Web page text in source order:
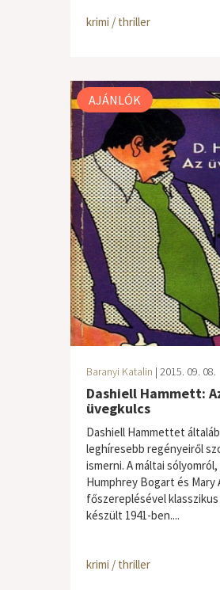
krimi / thriller
AJÁNLÓK
Baranyi Katalin | 2015. 09. 08.
Dashiell Hammett:
üvegkulcs
Dashiell Hammettet
leghíresebb regényeiről
ismerni. A máltai
Humphrey Bogart és Mary
főszereplésével
készült 1941-ben....
krimi / thriller